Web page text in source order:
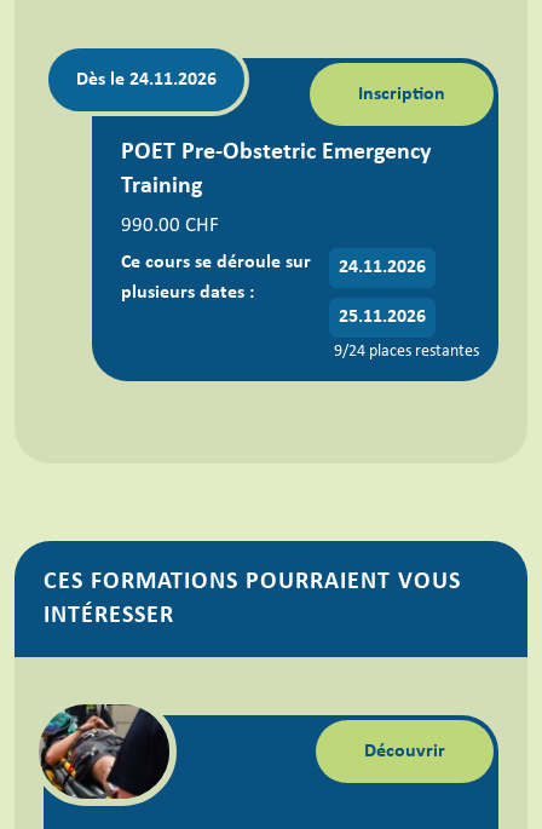
Dès le 24.11.2026
POET Pre-Obstetric Emergency
Training
990.00 CHF
Ce cours se déroule sur
plusieurs dates :
24.11.2026
25.11.2026
Inscription
9/24 places restantes
CES FORMATIONS POURRAIENT VOUS
INTÉRESSER
Découvrir